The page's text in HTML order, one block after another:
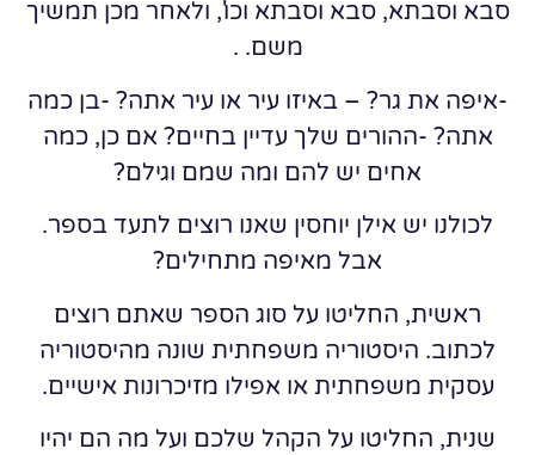
סבא וסבתא, סבא וסבתא וכו', ולאחר מכן תמשיך
משם. .
-איפה את גר? – באיזו עיר או עיר אתה? -בן כמה
אתה? -ההורים שלך עדיין בחיים? אם כן, כמה
אחים יש להם ומה שמם וגילם?
לכולנו יש אילן יוחסין שאנו רוצים לתעד בספר.
אבל מאיפה מתחילים?
ראשית, החליטו על סוג הספר שאתם רוצים
לכתוב. היסטוריה משפחתית שונה מהיסטוריה
עסקית משפחתית או אפילו מזיכרונות אישיים.
שנית, החליטו על הקהל שלכם ועל מה הם יהיו